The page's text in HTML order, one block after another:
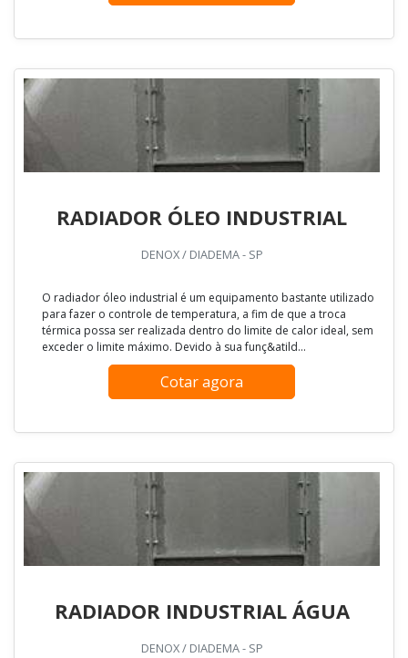
RADIADOR ÓLEO INDUSTRIAL
DENOX / DIADEMA - SP
O radiador óleo industrial é um equipamento bastante utilizado
para fazer o controle de temperatura, a fim de que a troca
térmica possa ser realizada dentro do limite de calor ideal, sem
exceder o limite máximo. Devido à sua funç&atild...
Cotar agora
RADIADOR INDUSTRIAL ÁGUA
DENOX / DIADEMA - SP